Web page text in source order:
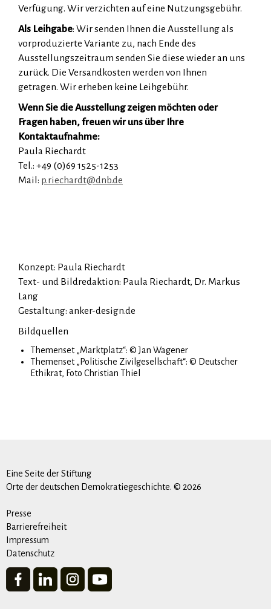
Verfügung. Wir verzichten auf eine Nutzungsgebühr.
Als Leihgabe: Wir senden Ihnen die Ausstellung als
vorproduzierte Variante zu, nach Ende des
Ausstellungszeitraum senden Sie diese wieder an uns
zurück. Die Versandkosten werden von Ihnen
getragen. Wir erheben keine Leihgebühr.
Wenn Sie die Ausstellung zeigen möchten oder
Fragen haben, freuen wir uns über Ihre
Kontaktaufnahme:
Paula Riechardt
Tel.: +49 (0)69 1525-1253
Mail: p.riechardt@dnb.de
Konzept: Paula Riechardt
Text- und Bildredaktion: Paula Riechardt, Dr. Markus
Lang
Gestaltung: anker-design.de
Bildquellen
Themenset „Marktplatz“: © Jan Wagener
Themenset „Politische Zivilgesellschaft“: © Deutscher
Ethikrat, Foto Christian Thiel
Eine Seite der Stiftung
Orte der deutschen Demokratiegeschichte. © 2026
Presse
Barrierefreiheit
Impressum
Datenschutz